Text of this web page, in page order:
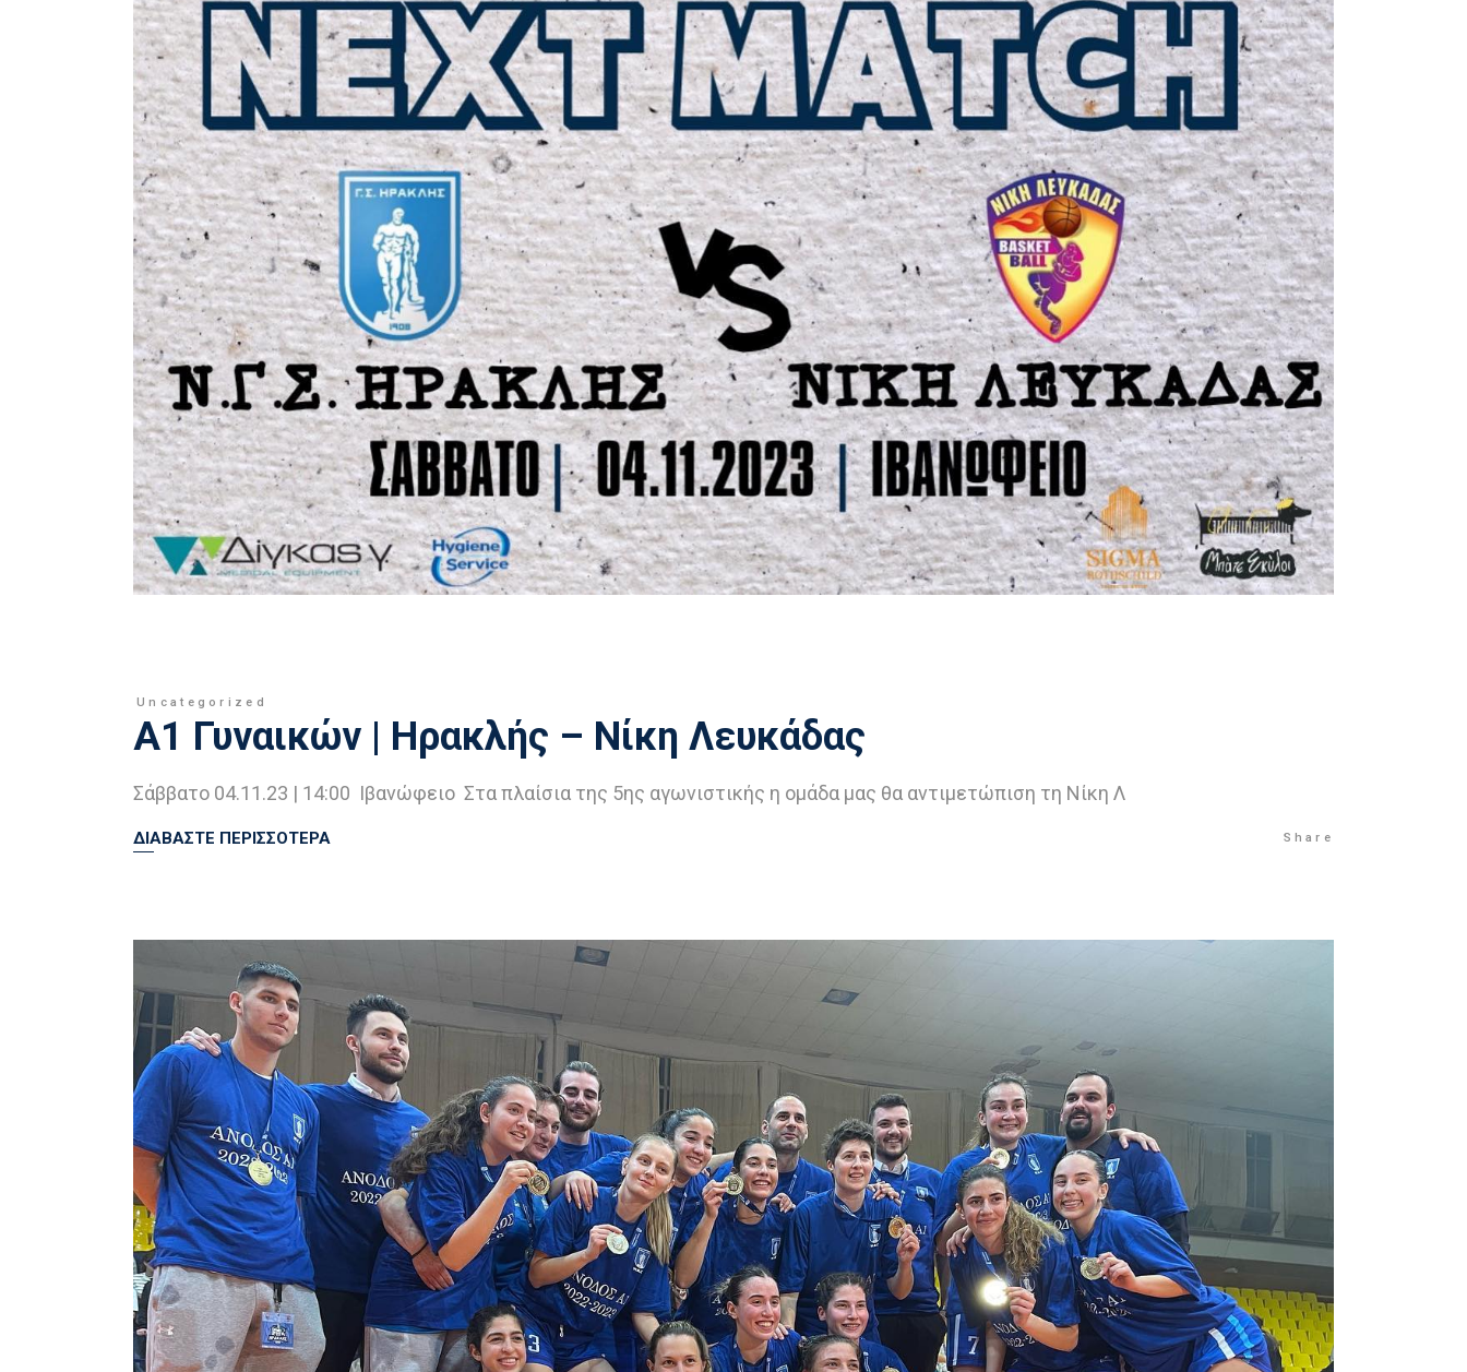
Uncategorized
Α1 Γυναικών | Ηρακλής – Νίκη Λευκάδας
Σάββατο 04.11.23 | 14:00 Ιβανώφειο Στα πλαίσια της 5ης αγωνιστικής η ομάδα μας θα αντιμετώπιση τη Νίκη Λ
ΔΙΑΒΑΣΤΕ ΠΕΡΙΣΣΟΤΕΡΑ Share